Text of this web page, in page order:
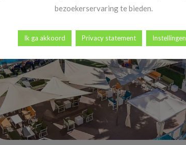
bezoekerservaring te bieden.
Ik ga akkoord Privacy statement Instellingen